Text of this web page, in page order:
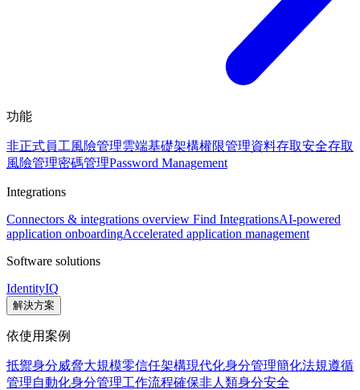
功能
非正式員工風險管理雲端基礎架構權限管理資料存取安全存取
風險管理密碼管理Password Management
Integrations
Connectors & integrations overview Find IntegrationsAI-powered
application onboardingAccelerated application management
Software solutions
IdentityIQ
解決方案
依使用案例
抵禦身分威脅大規模零信任架構現代化身分管理簡化法規遵循
管理自動化身分管理工作流程確保非人類身分安全